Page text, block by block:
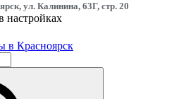
ул. Калинина, 63Г, стр. 20
настройках
в Красноярск